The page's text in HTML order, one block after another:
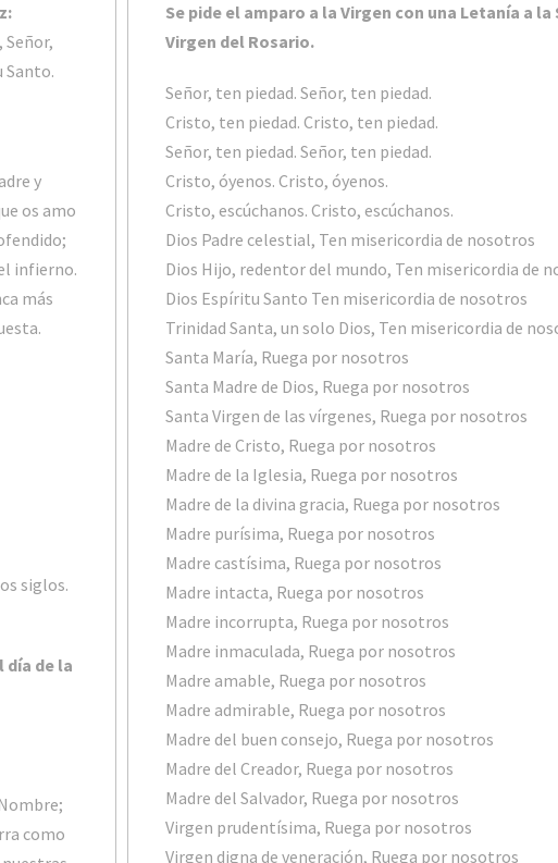
Santo.
y
os amo
infierno.
más
siglos.
día de la
como
Se pide el amparo a la Virgen con una Letanía a
Virgen del Rosario.
Señor, ten piedad. Señor, ten piedad.
Cristo, ten piedad. Cristo, ten piedad.
Señor, ten piedad. Señor, ten piedad.
Cristo, óyenos. Cristo, óyenos.
Cristo, escúchanos. Cristo, escúchanos.
Dios Padre celestial, Ten misericordia de nosotros
Dios Hijo, redentor del mundo, Ten misericordia de
Dios Espíritu Santo Ten misericordia de nosotros
Trinidad Santa, un solo Dios, Ten misericordia de
Santa María, Ruega por nosotros
Santa Madre de Dios, Ruega por nosotros
Santa Virgen de las vírgenes, Ruega por nosotros
Madre de Cristo, Ruega por nosotros
Madre de la Iglesia, Ruega por nosotros
Madre de la divina gracia, Ruega por nosotros
Madre purísima, Ruega por nosotros
Madre castísima, Ruega por nosotros
Madre intacta, Ruega por nosotros
Madre incorrupta, Ruega por nosotros
Madre inmaculada, Ruega por nosotros
Madre amable, Ruega por nosotros
Madre admirable, Ruega por nosotros
Madre del buen consejo, Ruega por nosotros
Madre del Creador, Ruega por nosotros
Madre del Salvador, Ruega por nosotros
Virgen prudentísima, Ruega por nosotros
Virgen digna de veneración, Ruega por nosotros